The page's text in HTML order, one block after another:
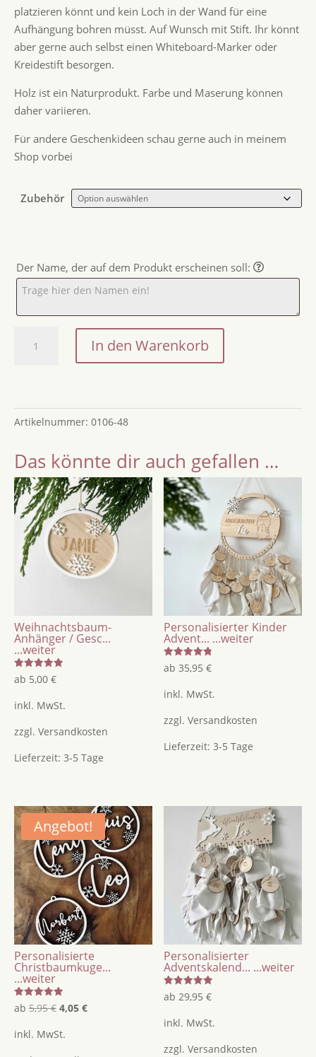
platzieren könnt und kein Loch in der Wand für eine
Aufhängung bohren müsst. Auf Wunsch mit Stift. Ihr könnt
aber gerne auch selbst einen Whiteboard-Marker oder
Kreidestift besorgen.
Holz ist ein Naturprodukt. Farbe und Maserung können
daher variieren.
Für andere Geschenkideen schau gerne auch in meinem
Shop vorbei
Zubehör
Der Name, der auf dem Produkt erscheinen soll:
Tafel
beschreibbar,
personalisiert
In den Warenkorb
Artikelnummer: 0106-48
Das könnte dir auch gefallen …
Weihnachtsbaum-
Anhänger / Gesc...
...weiter
Bewertet
mit
von 5
ab 5,00 €
inkl. MwSt.
zzgl. Versandkosten
Lieferzeit: 3-5 Tage
Personalisierter Kinder
Advent... ...weiter
Bewertet
mit
von 5
ab35,95€
inkl. MwSt.
zzgl.Versandkosten
Lieferzeit:3-5 Tage
Angebot!
Personalisierte
Christbaumkuge...
...weiter
Bewertet
mit
von 5
ab5,95€ Ursprünglicher
4,05 €Aktueller
inkl. MwSt.
Personalisierter
Adventskalend... ...weiter
Bewertet
mit
von 5
ab29,95€
inkl. MwSt.
zzgl.Versandkosten